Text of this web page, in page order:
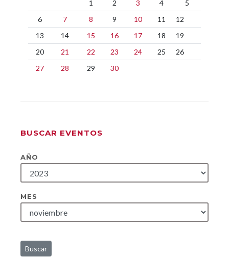
1
2 3 4
5
6
7 8 9 10 11
12
13
14 15 16 17 18
19
20
21 22 23 24 25
26
27
28 29 30
BUSCAR EVENTOS
AÑO
MES
Buscar